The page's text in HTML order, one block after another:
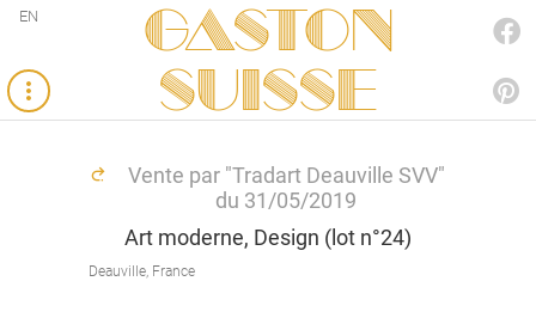
Gaston
SUISSE
EN
Vente par "Tradart Deauville SVV"
du 31/05/2019
Art moderne, Design (lot n°24)
Deauville, France